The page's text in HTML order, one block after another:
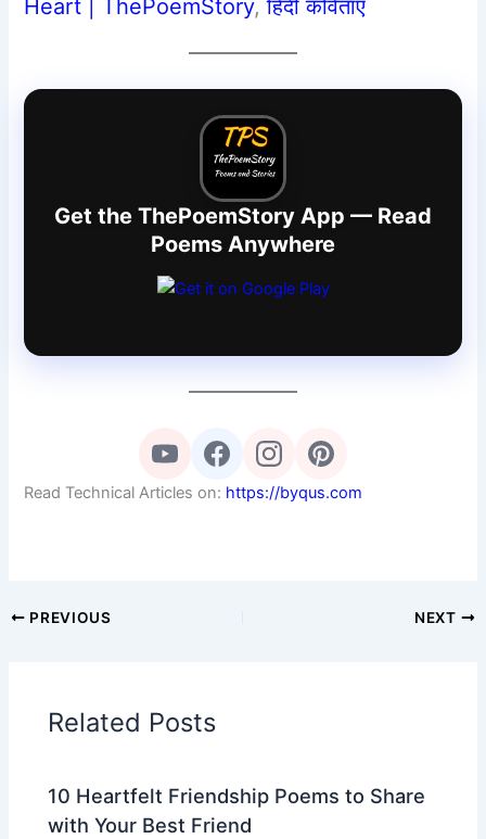
Heart | ThePoemStory, हिंदी कविताएँ
Get the ThePoemStory App — Read
Poems Anywhere
Read Technical Articles on: https://byqus.com
PREVIOUS NEXT
Related Posts
10 Heartfelt Friendship Poems to Share
with Your Best Friend